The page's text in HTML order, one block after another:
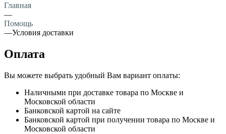
Главная
—
Помощь
—Условия доставки
Оплата
Вы можете выбрать удобный Вам вариант оплаты:
Наличными при доставке товара по Москве и
Московской области
Банковской картой на сайте
Банковской картой при получении товара по Москве и
Московской области